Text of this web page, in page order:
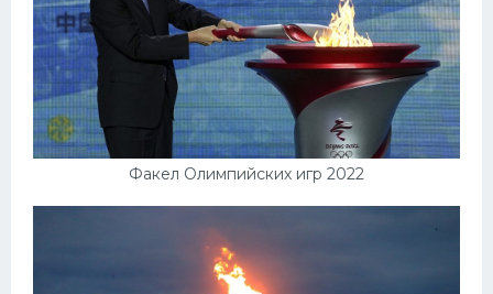
Факел Олимпийских игр 2022